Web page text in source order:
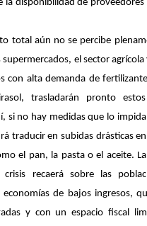
la disponibilidad de
total aún no se percibe
supermercados, el sector
con alta demanda de
trasladarán pronto
si no hay medidas que lo
traducir en subidas drásticas
el pan, la pasta o el aceite.
recaerá sobre las
economías de bajos ingresos,
y con un espacio fiscal